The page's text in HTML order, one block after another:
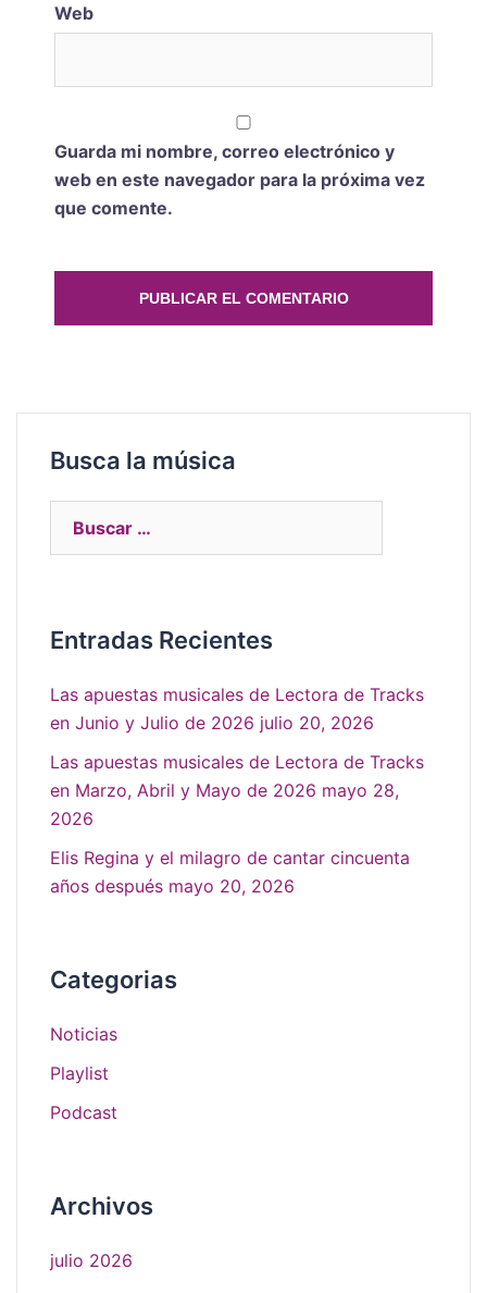
Web
Guarda mi nombre, correo electrónico y
web en este navegador para la próxima vez
que comente.
Busca la música
Entradas Recientes
Las apuestas musicales de Lectora de Tracks
en Junio y Julio de 2026 julio 20, 2026
Las apuestas musicales de Lectora de Tracks
en Marzo, Abril y Mayo de 2026 mayo 28,
2026
Elis Regina y el milagro de cantar cincuenta
años después mayo 20, 2026
Categorias
Noticias
Playlist
Podcast
Archivos
julio 2026